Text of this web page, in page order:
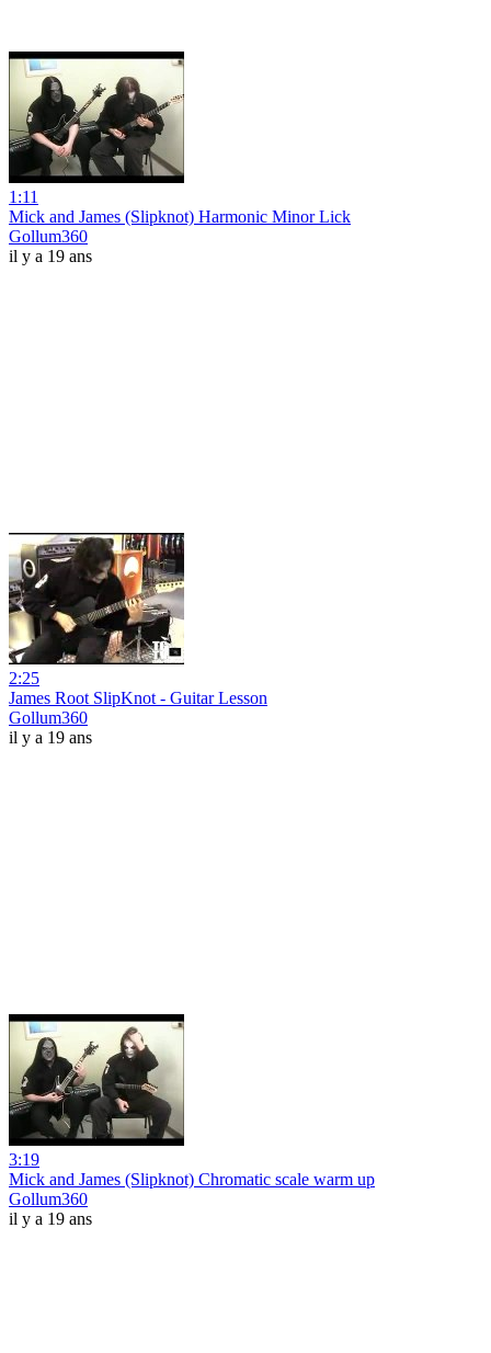
1:11
Mick and James (Slipknot) Harmonic Minor Lick
Gollum360
il y a 19 ans
2:25
James Root SlipKnot - Guitar Lesson
Gollum360
il y a 19 ans
3:19
Mick and James (Slipknot) Chromatic scale warm up
Gollum360
il y a 19 ans